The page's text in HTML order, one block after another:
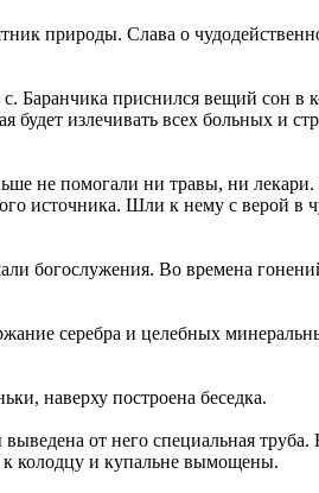
природы. Слава о
Баранчика приснился вещий сон в
будет излечивать всех больных и
не помогали ни травы, ни
источника. Шли к нему с верой в
богослужения. Во времена
серебра и целебных
наверху построена беседка.
от него специальная
колодцу и купальне вымощены.